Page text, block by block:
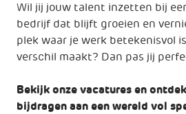
Wil jij jouw talent inzetten bij
bedrijf dat blijft groeien en
plek waar je werk betekenisvol
verschil maakt? Dan pas jij
Bekijk onze vacatures en
bijdragen aan een wereld vol